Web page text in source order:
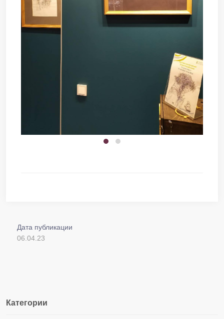
Дата публикации
06.04.23
Категории